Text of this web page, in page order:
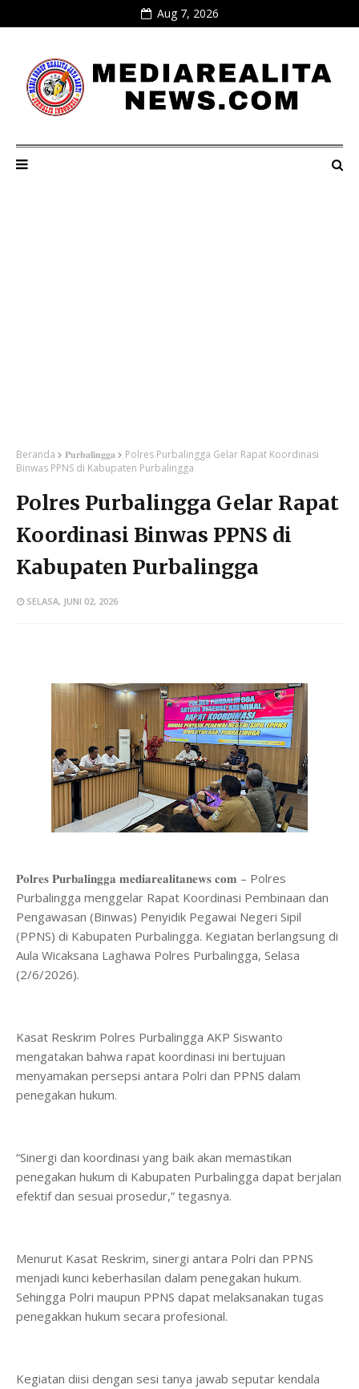
Aug 7, 2026
Beranda 𝐏𝐮𝐫𝐛𝐚𝐥𝐢𝐧𝐠𝐠𝐚
Polres Purbalingga Gelar Rapat Koordinasi
Binwas PPNS di Kabupaten Purbalingga
Polres Purbalingga Gelar Rapat
Koordinasi Binwas PPNS di
Kabupaten Purbalingga
SELASA, JUNI 02, 2026
𝐏𝐨𝐥𝐫𝐞𝐬 𝐏𝐮𝐫𝐛𝐚𝐥𝐢𝐧𝐠𝐠𝐚 𝐦𝐞𝐝𝐢𝐚𝐫𝐞𝐚𝐥𝐢𝐭𝐚𝐧𝐞𝐰𝐬 𝐜𝐨𝐦 – Polres
Purbalingga menggelar Rapat Koordinasi Pembinaan dan
Pengawasan (Binwas) Penyidik Pegawai Negeri Sipil
(PPNS) di Kabupaten Purbalingga. Kegiatan berlangsung di
Aula Wicaksana Laghawa Polres Purbalingga, Selasa
(2/6/2026).
Kasat Reskrim Polres Purbalingga AKP Siswanto
mengatakan bahwa rapat koordinasi ini bertujuan
menyamakan persepsi antara Polri dan PPNS dalam
penegakan hukum.
“Sinergi dan koordinasi yang baik akan memastikan
penegakan hukum di Kabupaten Purbalingga dapat berjalan
efektif dan sesuai prosedur,” tegasnya.
Menurut Kasat Reskrim, sinergi antara Polri dan PPNS
menjadi kunci keberhasilan dalam penegakan hukum.
Sehingga Polri maupun PPNS dapat melaksanakan tugas
penegakkan hukum secara profesional.
Kegiatan diisi dengan sesi tanya jawab seputar kendala